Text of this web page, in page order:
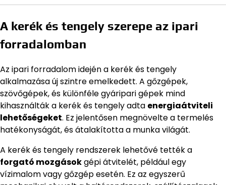
A kerék és tengely szerepe az ipari
forradalomban
Az ipari forradalom idején a kerék és tengely
alkalmazása új szintre emelkedett. A gőzgépek,
szövőgépek, és különféle gyáripari gépek mind
kihasználták a kerék és tengely adta energiaátviteli
lehetőségeket. Ez jelentősen megnövelte a termelés
hatékonyságát, és átalakította a munka világát.
A kerék és tengely rendszerek lehetővé tették a
forgató mozgásokgépi átvitelét, például egy
vízimalom vagy gőzgép esetén. Ez az egyszerű